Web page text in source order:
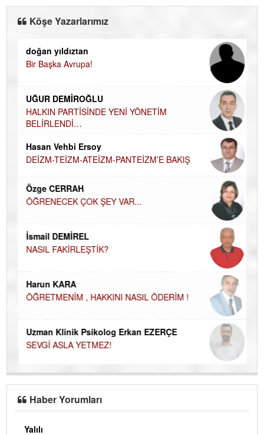
Köşe Yazarlarımız
doğan yıldıztan
Bir Başka Avrupa!
UĞUR DEMİROĞLU
HALKIN PARTİSİNDE YENİ YÖNETİM
BELİRLENDİ…
Hasan Vehbi Ersoy
DEİZM-TEİZM-ATEİZM-PANTEİZM’E BAKIŞ
Özge CERRAH
ÖĞRENECEK ÇOK ŞEY VAR...
İsmail DEMİREL
NASIL FAKİRLEŞTİK?
Harun KARA
ÖĞRETMENİM , HAKKINI NASIL ÖDERİM !
Uzman Klinik Psikolog Erkan EZERÇE
SEVGİ ASLA YETMEZ!
Haber Yorumları
Yalılı